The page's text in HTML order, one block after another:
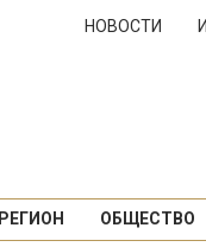
НОВОСТИ
РЕГИОН ОБЩЕСТВО